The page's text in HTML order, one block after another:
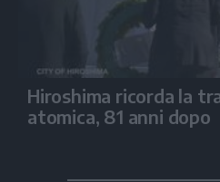
Hiroshima ricorda la
atomica, 81 anni dopo